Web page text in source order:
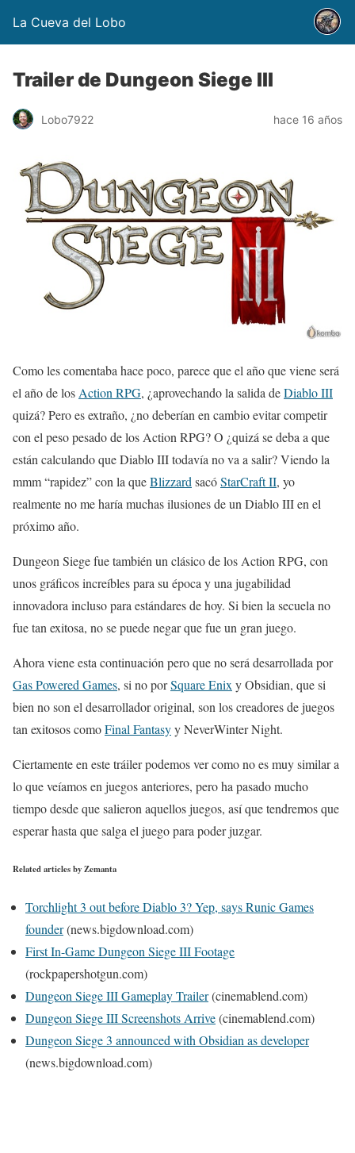
La Cueva del Lobo
Trailer de Dungeon Siege III
Lobo7922 hace 16 años
Como les comentaba hace poco, parece que el año que viene será
el año de los Action RPG, ¿aprovechando la salida deDiablo III
quizá? Pero es extraño, ¿no deberían en cambio evitar competir
con el peso pesado de los Action RPG? O ¿quizá se deba a que
están calculando que Diablo III todavía no va a salir? Viendo la
mmm “rapidez” con la queBlizzard sacóStarCraft II, yo
realmente no me haría muchas ilusiones de un Diablo III en el
próximo año.
Dungeon Siege fue también un clásico de los Action RPG, con
unos gráficos increíbles para su época y una jugabilidad
innovadora incluso para estándares de hoy. Si bien la secuela no
fue tan exitosa, no se puede negar que fue un gran juego.
Ahora viene esta continuación pero que no será desarrollada por
Gas Powered Games, si no porSquare Enix y Obsidian, que si
bien no son el desarrollador original, son los creadores de juegos
tan exitosos comoFinal Fantasyy NeverWinter Night.
Ciertamente en este tráiler podemos ver como no es muy similar a
lo que veíamos en juegos anteriores, pero ha pasado mucho
tiempo desde que salieron aquellos juegos, así que tendremos que
esperar hasta que salga el juego para poder juzgar.
Related articles by Zemanta
Torchlight 3 out before Diablo 3? Yep, says Runic Games
founder(news.bigdownload.com)
First In-Game Dungeon Siege III Footage
(rockpapershotgun.com)
Dungeon Siege III Gameplay Trailer(cinemablend.com)
Dungeon Siege III Screenshots Arrive(cinemablend.com)
Dungeon Siege 3 announced with Obsidian as developer
(news.bigdownload.com)